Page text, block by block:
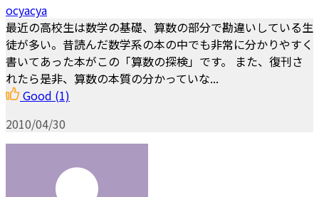
ocyacya
最近の高校生は数学の基礎、算数の部分で勘違いしている生
徒が多い。昔読んだ数学系の本の中でも非常に分かりやすく
書いてあった本がこの「算数の探検」です。 また、復刊さ
れたら是非、算数の本質の分かっていな...
Good (1)
2010/04/30